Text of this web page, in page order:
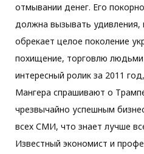
отмывании денег. Его
должна вызывать удивления,
обрекает целое поколение
похищение, торговлю людьми
интересный ролик за 2011
Мангера спрашивают о
чрезвычайно успешным
всех СМИ, что знает лучше
Известный экономист и